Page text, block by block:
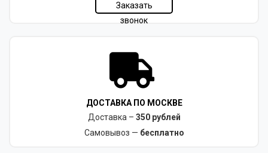
Заказать
звонок
ДОСТАВКА ПО МОСКВЕ
Доставка – 350 рублей
Самовывоз — бесплатно